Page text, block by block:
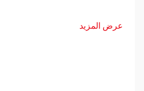
عرض المزيد